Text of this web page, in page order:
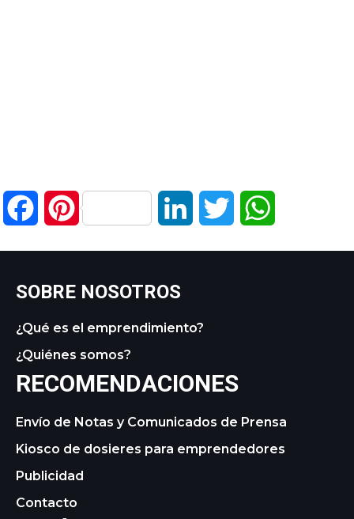
FacebookPinterest LinkedIn Twitter
SOBRE NOSOTROS
¿Qué es el emprendimiento?
¿Quiénes somos?
RECOMENDACIONES
Envío de Notas y Comunicados de Prensa
Kiosco de dosieres para emprendedores
Publicidad
Contacto